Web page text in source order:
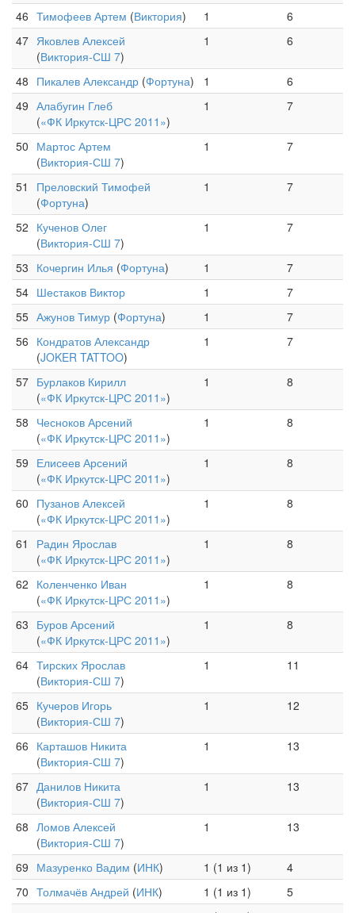
46 Тимофеев Артем (Виктория) 1
6
47 Яковлев Алексей
(Виктория-СШ 7)
1 6
48 Пикалев Александр (Фортуна) 1
6
49 Алабугин Глеб
(«ФК Иркутск-ЦРС 2011»)
1 7
50 Мартос Артем
(Виктория-СШ 7)
1 7
51
Преловский Тимофей
(Фортуна)
1 7
52 Кученов Олег
(Виктория-СШ 7)
1 7
53 Кочергин Илья (Фортуна) 1
7
54 Шестаков Виктор 1
7
55 Ажунов Тимур (Фортуна) 1
7
56 Кондратов Александр
(JOKER TATTOO)
1 7
57 Бурлаков Кирилл
(«ФК Иркутск-ЦРС 2011»)
1 8
58 Чесноков Арсений
(«ФК Иркутск-ЦРС 2011»)
1 8
59 Елисеев Арсений
(«ФК Иркутск-ЦРС 2011»)
1 8
60 Пузанов Алексей
(«ФК Иркутск-ЦРС 2011»)
1 8
61
Радин Ярослав
(«ФК Иркутск-ЦРС 2011»)
1 8
62 Коленченко Иван
(«ФК Иркутск-ЦРС 2011»)
1 8
63 Буров Арсений
(«ФК Иркутск-ЦРС 2011»)
1 8
64 Тирских Ярослав
(Виктория-СШ 7)
1 11
65 Кучеров Игорь
(Виктория-СШ 7)
1 12
66 Карташов Никита
(Виктория-СШ 7)
1 13
67 Данилов Никита
(Виктория-СШ 7)
1 13
68 Ломов Алексей
(Виктория-СШ 7)
1 13
69 Мазуренко Вадим (ИНК) 1 (1 из 1)
4
70 Толмачёв Андрей (ИНК) 1 (1 из 1)
5